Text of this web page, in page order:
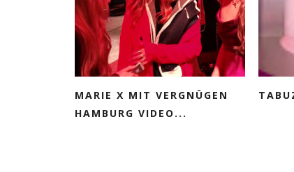
MARIE X MIT VERGNÜGEN
HAMBURG VIDEO...